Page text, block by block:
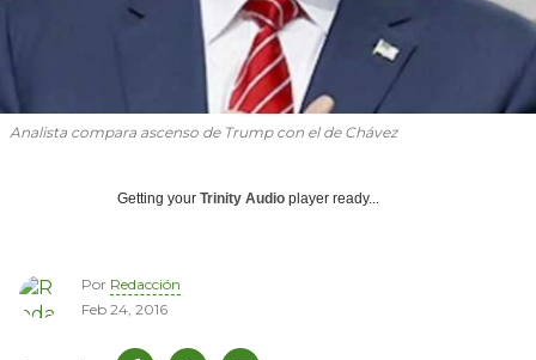
Analista compara ascenso de Trump con el de Chávez
Getting your Trinity Audio player ready...
Por Redacción
Feb 24, 2016